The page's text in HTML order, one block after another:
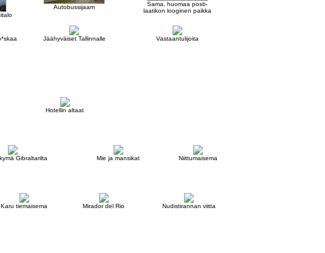
Autobussijaam
Sama, huomaa posti-
laatikon looginen paikka
Jäähyväiset Tallinnalle Vastaantulijoita
Hotellin altaat
Gibraltarilta Mie ja mansikat Niittumaisema
Karu tiemaisema Mirador del Rio Nudistirannan viitta